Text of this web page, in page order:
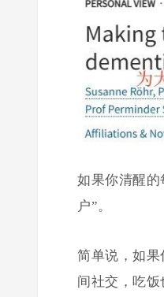
如果你清醒的
户”。
简单说，如
间社交，吃饭